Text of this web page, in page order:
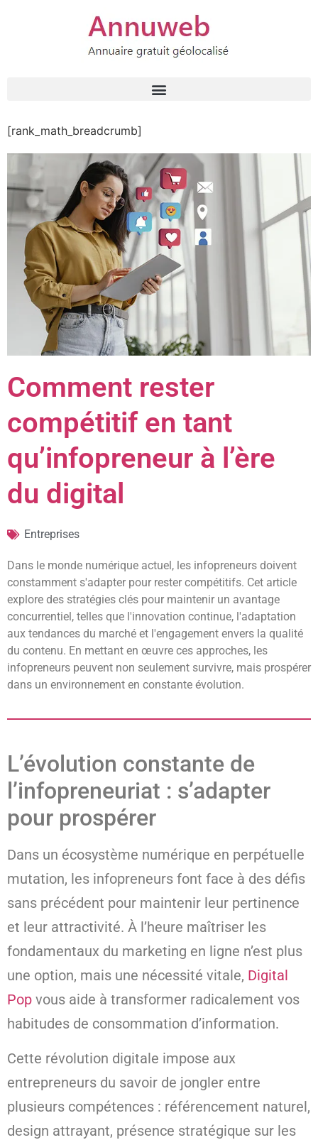
[rank_math_breadcrumb]
Comment rester
compétitif en tant
qu’infopreneur à l’ère
du digital
Entreprises
Dans le monde numérique actuel, les infopreneurs doivent
constamment s'adapter pour rester compétitifs. Cet article
explore des stratégies clés pour maintenir un avantage
concurrentiel, telles que l'innovation continue, l'adaptation
aux tendances du marché et l'engagement envers la qualité
du contenu. En mettant en œuvre ces approches, les
infopreneurs peuvent non seulement survivre, mais prospérer
dans un environnement en constante évolution.
L’évolution constante de
l’infopreneuriat : s’adapter
pour prospérer
Dans un écosystème numérique en perpétuelle
mutation, les infopreneurs font face à des défis
sans précédent pour maintenir leur pertinence
et leur attractivité. À l’heure maîtriser les
fondamentaux du marketing en ligne n’est plus
une option, mais une nécessité vitale, Digital
Pop vous aide à transformer radicalement vos
habitudes de consommation d’information.
Cette révolution digitale impose aux
entrepreneurs du savoir de jongler entre
plusieurs compétences : référencement naturel,
design attrayant, présence stratégique sur les